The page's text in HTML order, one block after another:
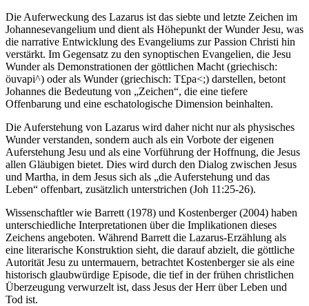
Die Auferweckung des Lazarus ist das siebte und letzte Zeichen im
Johannesevangelium und dient als Höhepunkt der Wunder Jesu, was
die narrative Entwicklung des Evangeliums zur Passion Christi hin
verstärkt. Im Gegensatz zu den synoptischen Evangelien, die Jesu
Wunder als Demonstrationen der göttlichen Macht (griechisch:
öuvapi^) oder als Wunder (griechisch: T£pa<;) darstellen, betont
Johannes die Bedeutung von „Zeichen“, die eine tiefere
Offenbarung und eine eschatologische Dimension beinhalten.
Die Auferstehung von Lazarus wird daher nicht nur als physisches
Wunder verstanden, sondern auch als ein Vorbote der eigenen
Auferstehung Jesu und als eine Vorführung der Hoffnung, die Jesus
allen Gläubigen bietet. Dies wird durch den Dialog zwischen Jesus
und Martha, in dem Jesus sich als „die Auferstehung und das
Leben“ offenbart, zusätzlich unterstrichen (Joh 11:25-26).
Wissenschaftler wie Barrett (1978) und Kostenberger (2004) haben
unterschiedliche Interpretationen über die Implikationen dieses
Zeichens angeboten. Während Barrett die Lazarus-Erzählung als
eine literarische Konstruktion sieht, die darauf abzielt, die göttliche
Autorität Jesu zu untermauern, betrachtet Kostenberger sie als eine
historisch glaubwürdige Episode, die tief in der frühen christlichen
Überzeugung verwurzelt ist, dass Jesus der Herr über Leben und
Tod ist.